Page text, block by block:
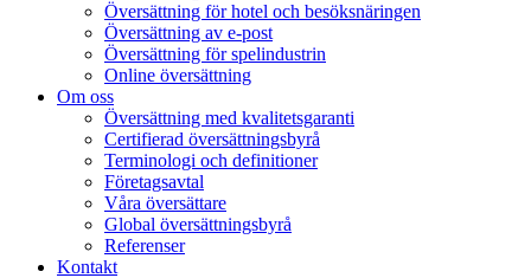
Översättning för hotel och besöksnäringen
Översättning av e-post
Översättning för spelindustrin
Online översättning
Om oss
Översättning med kvalitetsgaranti
Certifierad översättningsbyrå
Terminologi och definitioner
Företagsavtal
Våra översättare
Global översättningsbyrå
Referenser
Kontakt